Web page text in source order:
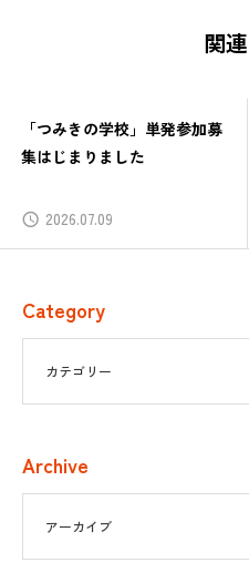
関
「つみきの学校」単発参加募
集はじまりました
2026.07.09
Category
Archive